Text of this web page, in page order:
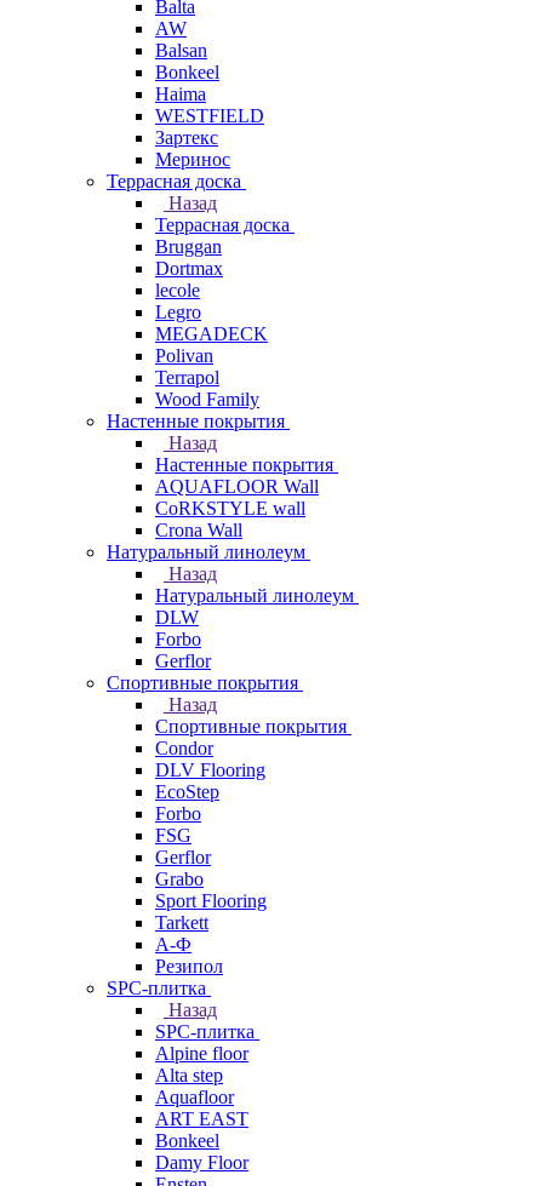
Balta
AW
Balsan
Bonkeel
Haima
WESTFIELD
Зартекс
Меринос
Террасная доска
Назад
Террасная доска
Bruggan
Dortmax
lecole
Legro
MEGADECK
Polivan
Terrapol
Wood Family
Настенные покрытия
Назад
Настенные покрытия
AQUAFLOOR Wall
CoRKSTYLE wall
Crona Wall
Натуральный линолеум
Назад
Натуральный линолеум
DLW
Forbo
Gerflor
Спортивные покрытия
Назад
Спортивные покрытия
Condor
DLV Flooring
EcoStep
Forbo
FSG
Gerflor
Grabo
Sport Flooring
Tarkett
А-Ф
Резипол
SPC-плитка
Назад
SPC-плитка
Alpine floor
Alta step
Aquafloor
ART EAST
Bonkeel
Damy Floor